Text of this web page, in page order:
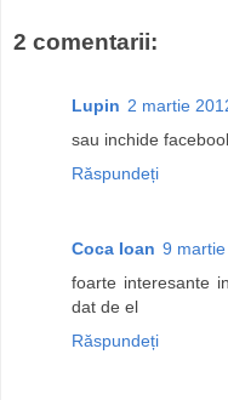
2 comentarii:
Lupin 2 martie
sau inchide
Răspundeți
Coca Ioan 9
foarte interesante
dat de el
Răspundeți